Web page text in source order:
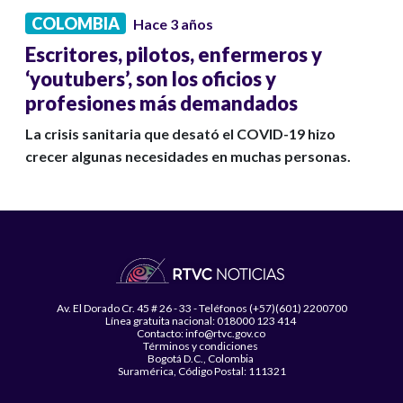
COLOMBIA Hace 3 años
Escritores, pilotos, enfermeros y
‘youtubers’, son los oficios y
profesiones más demandados
La crisis sanitaria que desató el COVID-19 hizo
crecer algunas necesidades en muchas personas.
Av. El Dorado Cr. 45 # 26 - 33 - Teléfonos (+57)(601) 2200700
Línea gratuita nacional: 018000 123 414
Contacto: info@rtvc.gov.co
Términos y condiciones
Bogotá D.C., Colombia
Suramérica, Código Postal: 111321